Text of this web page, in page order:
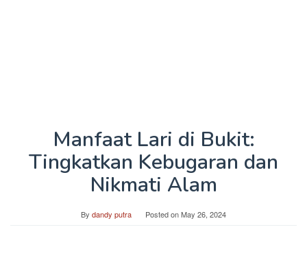
Manfaat Lari di Bukit:
Tingkatkan Kebugaran dan
Nikmati Alam
By dandy putra Posted onMay 26, 2024